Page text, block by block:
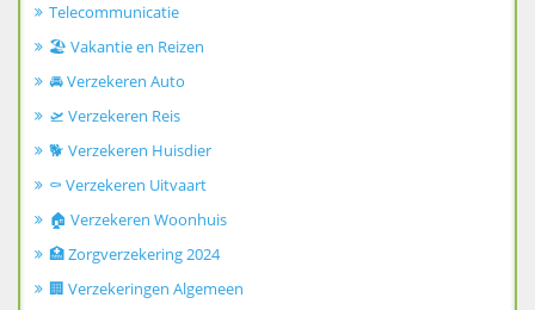
Telecommunicatie
🏖️ Vakantie en Reizen
🚘 Verzekeren Auto
🛫 Verzekeren Reis
🐕 Verzekeren Huisdier
⚰️ Verzekeren Uitvaart
🏠 Verzekeren Woonhuis
🏥 Zorgverzekering 2024
🏢 Verzekeringen Algemeen